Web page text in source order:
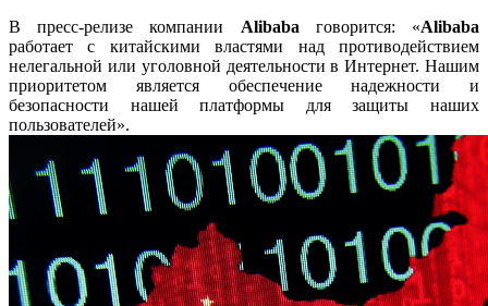
В пресс-релизе компании Alibaba говорится: «Alibaba
работает с китайскими властями над противодействием
нелегальной или уголовной деятельности в Интернет. Нашим
приоритетом является обеспечение надежности и
безопасности нашей платформы для защиты наших
пользователей».